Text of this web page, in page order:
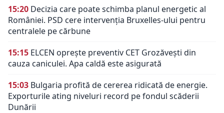
15:20 Decizia care poate schimba planul energetic al
României. PSD cere intervenția Bruxelles-ului pentru
centralele pe cărbune
15:15 ELCEN oprește preventiv CET Grozăvești din
cauza caniculei. Apa caldă este asigurată
15:03 Bulgaria profită de cererea ridicată de energie.
Exporturile ating niveluri record pe fondul scăderii
Dunării